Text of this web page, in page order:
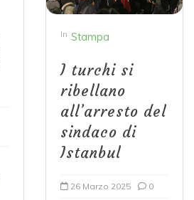
In Stampa
I turchi si
ribellano
all’arresto del
sindaco di
Istanbul
26 Marzo 2025 0